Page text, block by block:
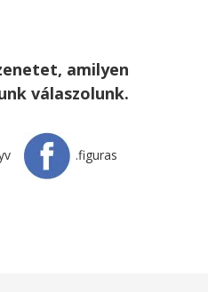
amilyen
válaszolunk.
.figuras